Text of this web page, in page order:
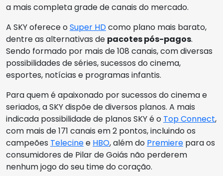
a mais completa grade de canais do mercado.
A SKY oferece oSuper HDcomo plano mais barato,
dentre as alternativas de pacotes pós-pagos.
Sendo formado por mais de 108 canais, com diversas
possibilidades de séries, sucessos do cinema,
esportes, notícias e programas infantis.
Para quem é apaixonado por sucessos do cinema e
seriados, a SKY dispõe de diversos planos. A mais
indicada possibilidade de planos SKY é o Top Connect,
com mais de 171 canais em 2 pontos, incluindo os
campeões Telecinee HBO, além do Premiere para os
consumidores de Pilar de Goiás não perderem
nenhum jogo do seu time do coração.